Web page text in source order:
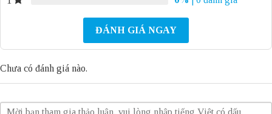
ĐÁNH GIÁ NGAY
Chưa có đánh giá nào.